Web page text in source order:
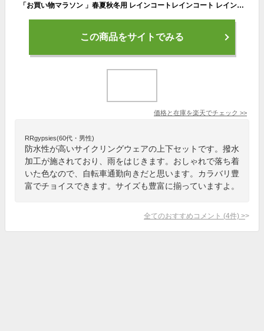
「お買い物マラソン 」春夏秋冬用 レインコートレインコート レインウェア レディース レインスーツ 上下セット レインポンチョオシャレ 撥水 耐水圧防風 雨具 雨合羽 梅雨対策 アウトドアスポーツ ゴルフ/釣り/通学 /通勤などに対応 防塵防雪 防汚 防風防水 速乾
この商品をサイトでみる
価格と在庫を楽天でチェック >>
RRgypsies(60代・男性)
防水性が高いサイクリングウェアの上下セットです。撥水
加工が施されており、雨をはじきます。おしゃれで落ち着
いた色なので、自転車通勤向きだと思います。カラバリ豊
富でチョイスできます。サイズも豊富に揃っていますよ。
全てのおすすめコメント (4件) >